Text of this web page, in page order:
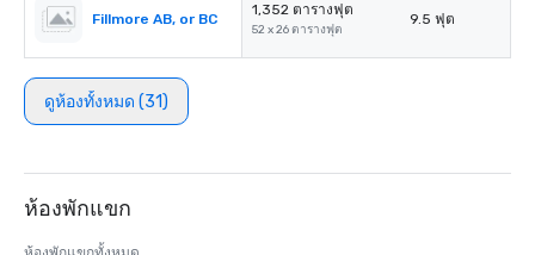
Fillmore AB, or BC
1,352 ตารางฟุต
52 x 26 ตารางฟุต
9.5 ฟุต
ดูห้องทั้งหมด (31)
ห้องพักแขก